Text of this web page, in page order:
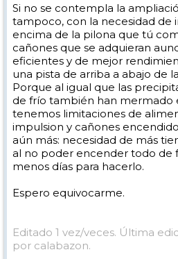
Si no se contempla la
tampoco, con la necesidad de
encima de la pilona que tú
cañones que se adquieran
eficientes y de mejor
una pista de arriba a abajo de
Porque al igual que las
de frío también han mermado
tenemos limitaciones de
impulsion y cañones
aún más: necesidad de más
al no poder encender todo de
menos días para hacerlo.
Espero equivocarme.
Editado 1 vez/veces. Última
por calabazon.